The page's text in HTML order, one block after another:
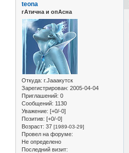
teona
гАтична и опАсна
Откуда: г.Jaaaкутск
Зарегистрирован: 2005-04-04
Приглашений: 0
Сообщений: 1130
Уважение: [+0/-0]
Позитив: [+0/-0]
Возраст: 37 [1989-03-29]
Провел на форуме:
Не определено
Последний визит: